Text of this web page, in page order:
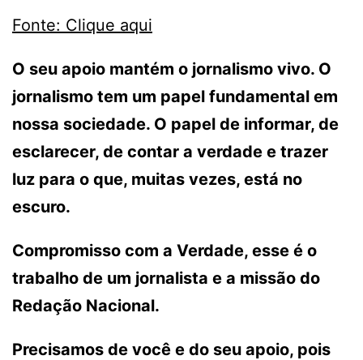
Fonte: Clique aqui
O seu apoio mantém o jornalismo vivo. O
jornalismo tem um papel fundamental em
nossa sociedade. O papel de informar, de
esclarecer, de contar a verdade e trazer
luz para o que, muitas vezes, está no
escuro.
Compromisso com a Verdade, esse é o
trabalho de um jornalista e a missão do
Redação Nacional.
Precisamos de você e do seu apoio, pois